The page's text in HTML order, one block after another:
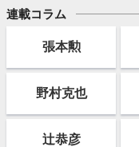
連載コラム
張本勲
野村克也
辻恭彦